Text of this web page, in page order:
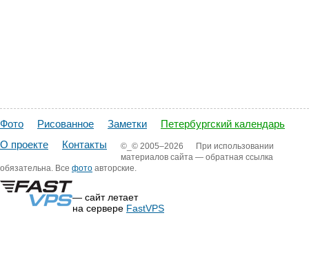
Фото Рисованное Заметки
Петербургский календарь
О проекте
Контакты ©_© 2005–2026
При использовании
материалов сайта — обратная ссылка
обязательна. Все фото авторские.
— сайт летает
на сервере FastVPS